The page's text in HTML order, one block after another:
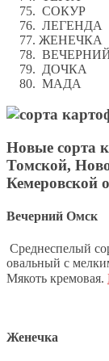
СОКУР
ЛЕГЕНДА
ЖЕНЕЧКА
ДОЧКА
МАДА
Новые сорта
Томской,
Кемеровской
Вечерний Омск
Среднеспелый
овальный с
Мякоть кремовая.
Женечка